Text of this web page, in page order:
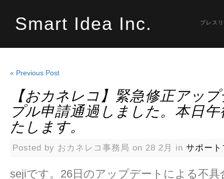
Smart Idea Inc. プレス
« Previous Post
【おカネレコ】緊急修正アッ
プル申請通過しました。本日
たします。
Posted by おカネレコ事務局 on 28 2月 in サポー
sejiです。26日のアップデートによる不具